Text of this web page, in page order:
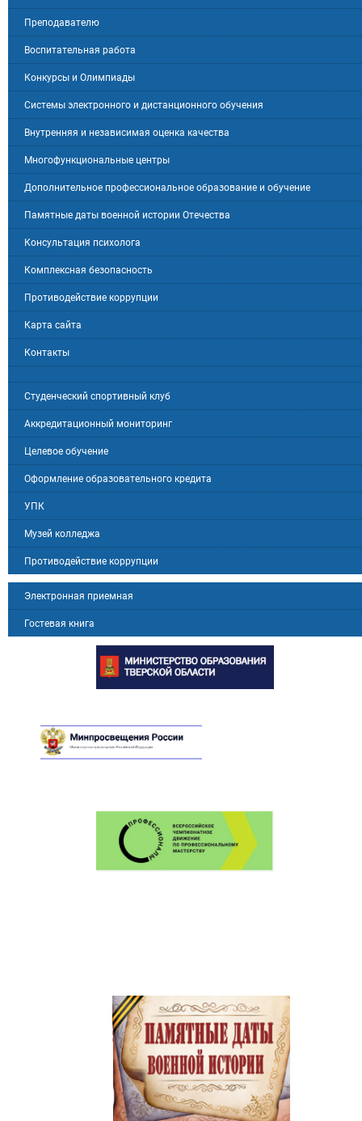
Преподавателю
Воспитательная работа
Конкурсы и Олимпиады
Системы электронного и дистанционного обучения
Внутренняя и независимая оценка качества
Многофункциональные центры
Дополнительное профессиональное образование и обучение
Памятные даты военной истории Отечества
Консультация психолога
Комплексная безопасность
Противодействие коррупции
Карта сайта
Контакты
Студенческий спортивный клуб
Аккредитационный мониторинг
Целевое обучение
Оформление образовательного кредита
УПК
Музей колледжа
Противодействие коррупции
Электронная приемная
Гостевая книга